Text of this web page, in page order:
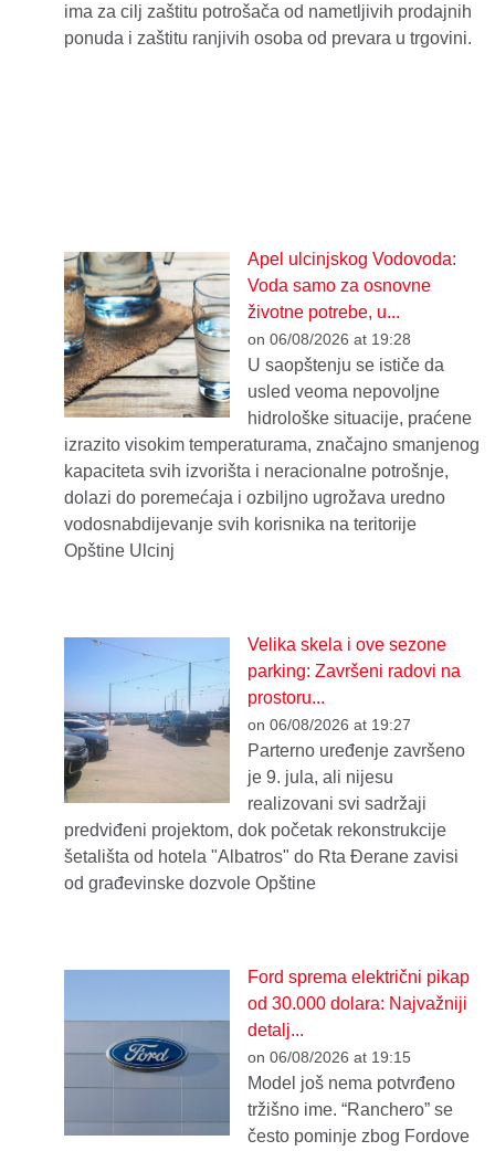
ima za cilj zaštitu potrošača od nametljivih prodajnih
ponuda i zaštitu ranjivih osoba od prevara u trgovini.
Apel ulcinjskog Vodovoda:
Voda samo za osnovne
životne potrebe, u...
on 06/08/2026 at 19:28
U saopštenju se ističe da
usled veoma nepovoljne
hidrološke situacije, praćene
izrazito visokim temperaturama, značajno smanjenog
kapaciteta svih izvorišta i neracionalne potrošnje,
dolazi do poremećaja i ozbiljno ugrožava uredno
vodosnabdijevanje svih korisnika na teritorije
Opštine Ulcinj
Velika skela i ove sezone
parking: Završeni radovi na
prostoru...
on 06/08/2026 at 19:27
Parterno uređenje završeno
je 9. jula, ali nijesu
realizovani svi sadržaji
predviđeni projektom, dok početak rekonstrukcije
šetališta od hotela "Albatros" do Rta Đerane zavisi
od građevinske dozvole Opštine
Ford sprema električni pikap
od 30.000 dolara: Najvažniji
detalj...
on 06/08/2026 at 19:15
Model još nema potvrđeno
tržišno ime. “Ranchero” se
često pominje zbog Fordove